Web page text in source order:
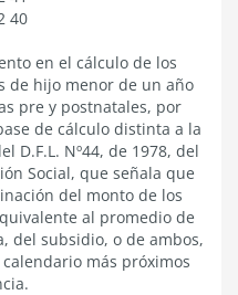
40
en el cálculo de los
de hijo menor de un año
pre y postnatales, por
de cálculo distinta a la
D.F.L. Nº44, de 1978, del
Social, que señala que
del monto de los
al promedio de
del subsidio, o de ambos,
más próximos